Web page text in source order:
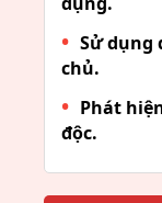
Sử dụng
chủ.
Phát
độc.